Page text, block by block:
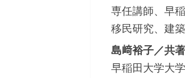
専任講師、早
移民研究、建
島﨑裕子／共
早稲田大学大